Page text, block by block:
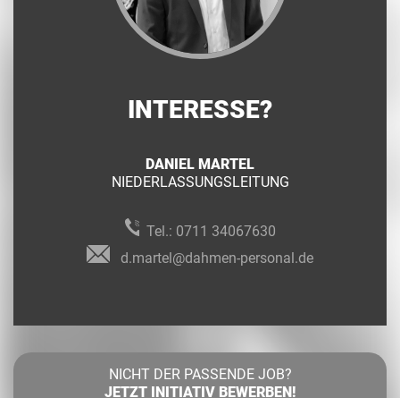
INTERESSE?
DANIEL MARTEL
NIEDERLASSUNGSLEITUNG
Tel.: 0711 34067630
d.martel@dahmen-personal.de
NICHT DER PASSENDE JOB?
JETZT INITIATIV BEWERBEN!